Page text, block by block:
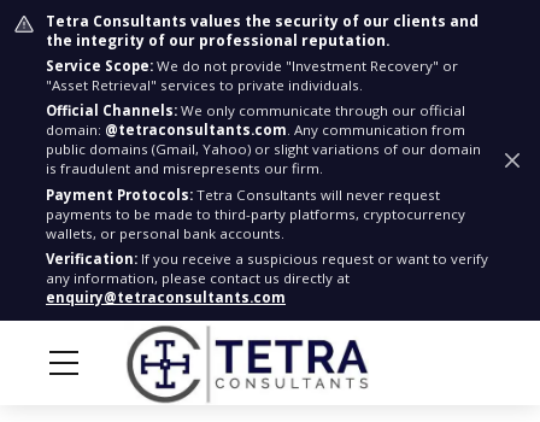
Tetra Consultants values the security of our clients and
the integrity of our professional reputation.
Service Scope: We do not provide "Investment Recovery" or
"Asset Retrieval" services to private individuals.
Official Channels: We only communicate through our official
domain: @tetraconsultants.com. Any communication from
public domains (Gmail, Yahoo) or slight variations of our domain
is fraudulent and misrepresents our firm.
Payment Protocols: Tetra Consultants will never request
payments to be made to third-party platforms, cryptocurrency
wallets, or personal bank accounts.
Verification: If you receive a suspicious request or want to verify
any information, please contact us directly at
enquiry@tetraconsultants.com